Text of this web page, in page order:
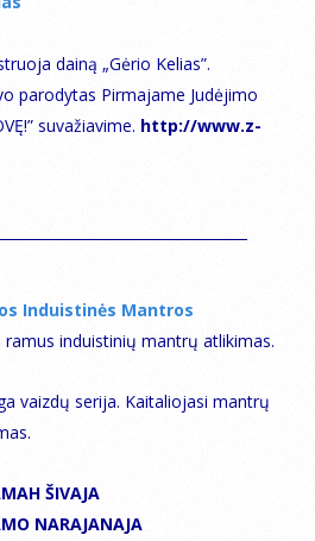
dainą „Gėrio Kelias”.
parodytas Pirmajame Judėjimo
suvažiavime. http://www.z-
Induistinės Mantros
ramus induistinių mantrų atlikimas.
vaizdų serija. Kaitaliojasi mantrų
ŠIVAJA
NARAJANAJA